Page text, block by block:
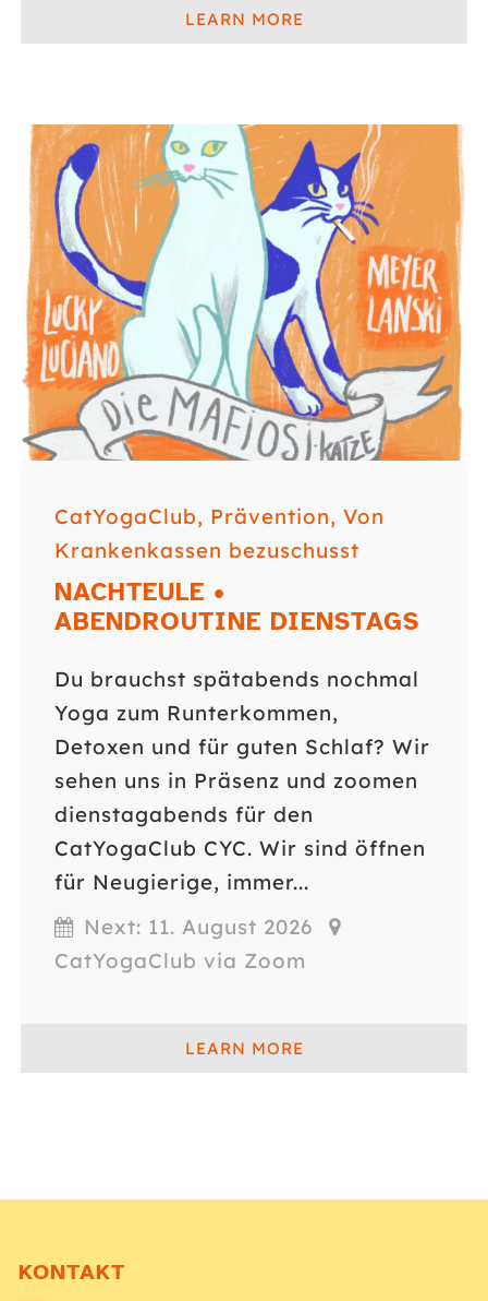
LEARN MORE
CatYogaClub, Prävention, Von
Krankenkassen bezuschusst
NACHTEULE •
ABENDROUTINE DIENSTAGS
Du brauchst spätabends nochmal
Yoga zum Runterkommen,
Detoxen und für guten Schlaf? Wir
sehen uns in Präsenz und zoomen
dienstagabends für den
CatYogaClub CYC. Wir sind öffnen
für Neugierige, immer...
Next: 11. August 2026
CatYogaClub via Zoom
LEARN MORE
KONTAKT